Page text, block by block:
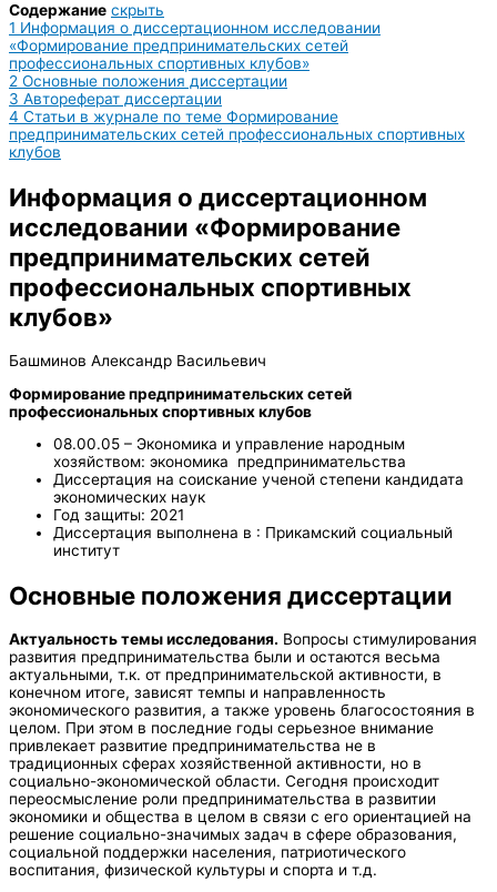
Содержание скрыть
1 Информация о диссертационном исследовании
«Формирование предпринимательских сетей
профессиональных спортивных клубов»
2 Основные положения диссертации
3 Автореферат диссертации
4 Статьи в журнале по теме Формирование
предпринимательских сетей профессиональных спортивных
клубов
Информация о диссертационном
исследовании «Формирование
предпринимательских сетей
профессиональных спортивных
клубов»
Башминов Александр Васильевич
Формирование предпринимательских сетей
профессиональных спортивных клубов
08.00.05 – Экономика и управление народным
хозяйством: экономика предпринимательства
Диссертация на соискание ученой степени кандидата
экономических наук
Год защиты: 2021
Диссертация выполнена в : Прикамский социальный
институт
Основные положения диссертации
Актуальность темы исследования. Вопросы стимулирования
развития предпринимательства были и остаются весьма
актуальными, т.к. от предпринимательской активности, в
конечном итоге, зависят темпы и направленность
экономического развития, а также уровень благосостояния в
целом. При этом в последние годы серьезное внимание
привлекает развитие предпринимательства не в
традиционных сферах хозяйственной активности, но в
социально-экономической области. Сегодня происходит
переосмысление роли предпринимательства в развитии
экономики и общества в целом в связи с его ориентацией на
решение социально-значимых задач в сфере образования,
социальной поддержки населения, патриотического
воспитания, физической культуры и спорта и т.д.